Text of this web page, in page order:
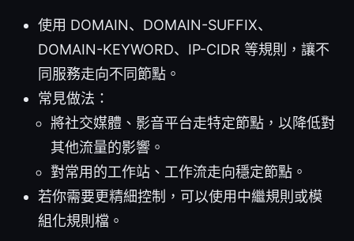
使用 DOMAIN、DOMAIN-SUFFIX、
DOMAIN-KEYWORD、IP-CIDR 等規則，讓不
同服務走向不同節點。
常見做法：
將社交媒體、影音平台走特定節點，以降低對
其他流量的影響。
對常用的工作站、工作流走向穩定節點。
若你需要更精細控制，可以使用中繼規則或模
組化規則檔。